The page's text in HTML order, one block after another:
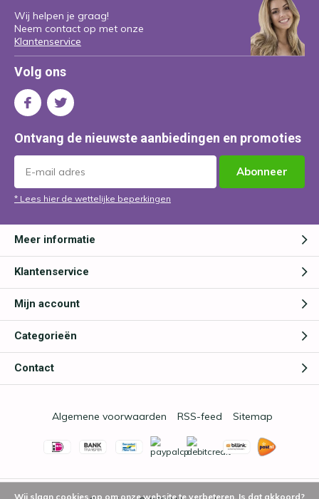
Wij helpen je graag!
Neem contact op met onze
Klantenservice
Volg ons
Ontvang de nieuwste aanbiedingen en promoties
Abonneer
* Lees hier de wettelijke beperkingen
Meer informatie
Klantenservice
Mijn account
Categorieën
Contact
Algemene voorwaarden RSS-feed Sitemap
Wij slaan cookies op om onze website te verbeteren. Is dat akkoord?